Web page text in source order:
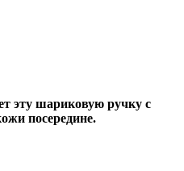
эту шариковую ручку с
посередине.